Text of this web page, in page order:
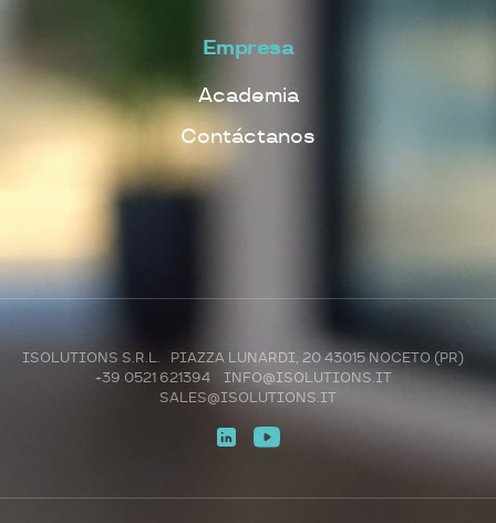
Empresa
Academia
Contáctanos
ISOLUTIONS S.R.L. PIAZZA LUNARDI, 20 43015 NOCETO (PR)
+39 0521 621394
INFO@ISOLUTIONS.IT
SALES@ISOLUTIONS.IT